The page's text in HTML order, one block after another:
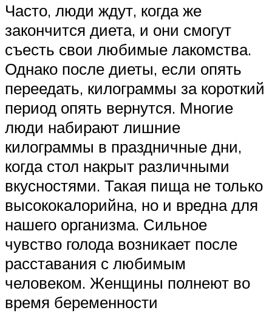
Часто, люди ждут, когда же
закончится диета, и они смогут
съесть свои любимые лакомства.
Однако после диеты, если опять
переедать, килограммы за короткий
период опять вернутся. Многие
люди набирают лишние
килограммы в праздничные дни,
когда стол накрыт различными
вкусностями. Такая пища не только
высококалорийна, но и вредна для
нашего организма. Сильное
чувство голода возникает после
расставания с любимым
человеком. Женщины полнеют во
время беременности